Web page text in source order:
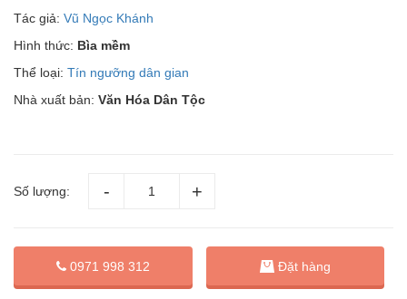
Tác giả: Vũ Ngọc Khánh
Hình thức: Bìa mềm
Thể loại: Tín ngưỡng dân gian
Nhà xuất bản: Văn Hóa Dân Tộc
Số lượng:
0971 998 312 Đặt hàng